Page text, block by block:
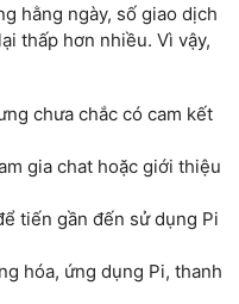
hằng ngày, số giao dịch
thấp hơn nhiều. Vì vậy,
chưa chắc có cam kết
gia chat hoặc giới thiệu
tiến gần đến sử dụng Pi
hóa, ứng dụng Pi, thanh